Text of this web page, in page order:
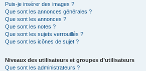
Puis-je insérer des images ?
Que sont les annonces générales ?
Que sont les annonces ?
Que sont les notes ?
Que sont les sujets verrouillés ?
Que sont les icônes de sujet ?
Niveaux des utilisateurs et groupes d’utilisateurs
Que sont les administrateurs ?